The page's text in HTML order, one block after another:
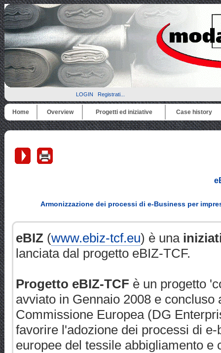
LOGIN Registrati...
Home Overview Progetti ed iniziative Case history
Armonizzazione dei processi di e-Business per
eBIZ(www.ebiz-tcf.eu) è una
lanciata dal progetto eBIZ-TCF.
Progetto eBIZ-TCF è un progetto
avviato in Gennaio 2008 e concluso
Commissione Europea (DG
favorire l'adozione dei processi di
europee del tessile abbigliamento e